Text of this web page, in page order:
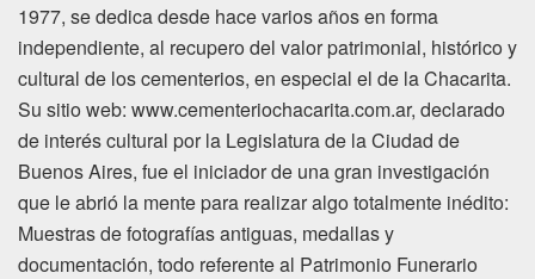
1977, se dedica desde hace varios años en forma
independiente, al recupero del valor patrimonial, histórico y
cultural de los cementerios, en especial el de la Chacarita.
Su sitio web: www.cementeriochacarita.com.ar, declarado
de interés cultural por la Legislatura de la Ciudad de
Buenos Aires, fue el iniciador de una gran investigación
que le abrió la mente para realizar algo totalmente inédito:
Muestras de fotografías antiguas, medallas y
documentación, todo referente al Patrimonio Funerario